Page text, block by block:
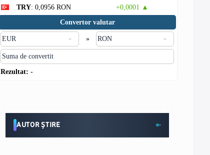
TRY: 0,0956 RON
+0,0001 ▲
Convertor valutar
»
Rezultat: -
AUTOR ȘTIRE